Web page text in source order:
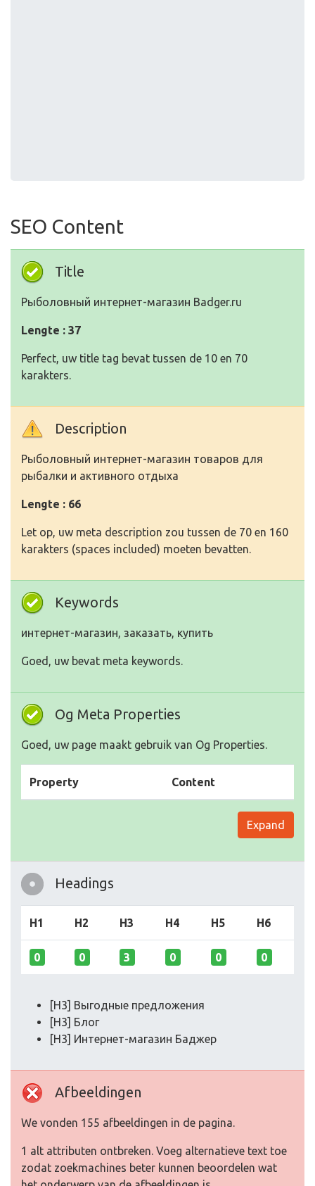
SEO Content
Title
Рыболовный интернет-магазин Badger.ru
Lengte : 37
Perfect, uw title tag bevat tussen de 10 en 70
karakters.
Description
Рыболовный интернет-магазин товаров для
рыбалки и активного отдыха
Lengte : 66
Let op, uw meta description zou tussen de 70 en 160
karakters (spaces included) moeten bevatten.
Keywords
интернет-магазин, заказать, купить
Goed, uw bevat meta keywords.
Og Meta Properties
Goed, uw page maakt gebruik van Og Properties.
Property Content
Expand
Headings
H1 H2 H3 H4 H5 H6
0 0 3 0 0 0
[H3] Выгодные предложения
[H3] Блог
[H3] Интернет-магазин Баджер
Afbeeldingen
We vonden 155 afbeeldingen in de pagina.
1 alt attributen ontbreken. Voeg alternatieve text toe
zodat zoekmachines beter kunnen beoordelen wat